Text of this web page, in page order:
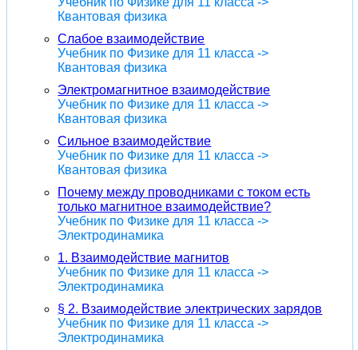
Квантовая физика
Слабое взаимодействие
Учебник по Физике для 11 класса ->
Квантовая физика
Электромагнитное взаимодействие
Учебник по Физике для 11 класса ->
Квантовая физика
Сильное взаимодействие
Учебник по Физике для 11 класса ->
Квантовая физика
Почему между проводниками с током есть
только магнитное взаимодействие?
Учебник по Физике для 11 класса ->
Электродинамика
1. Взаимодействие магнитов
Учебник по Физике для 11 класса ->
Электродинамика
§ 2. Взаимодействие электрических зарядов
Учебник по Физике для 11 класса ->
Электродинамика